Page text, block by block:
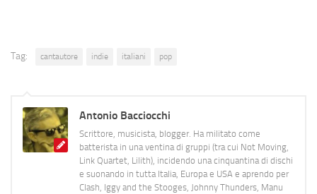
Tag: cantautore indie italiani pop
Antonio Bacciocchi
Scrittore, musicista, blogger. Ha militato come
batterista in una ventina di gruppi (tra cui Not Moving,
Link Quartet, Lilith), incidendo una cinquantina di dischi
e suonando in tutta Italia, Europa e USA e aprendo per
Clash, Iggy and the Stooges, Johnny Thunders, Manu